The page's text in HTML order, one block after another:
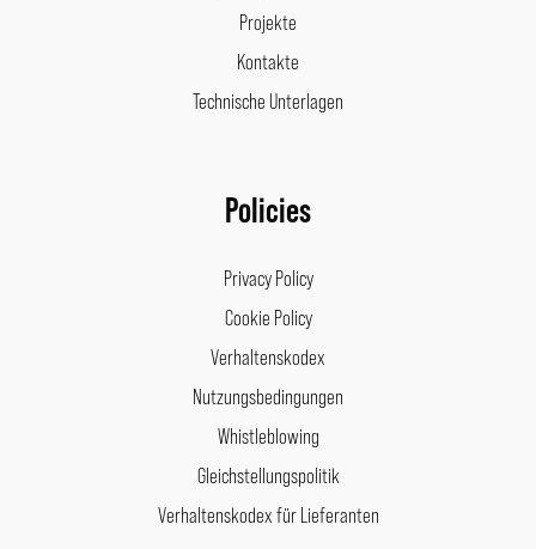
Projekte
Kontakte
Technische Unterlagen
Policies
Privacy Policy
Cookie Policy
Verhaltenskodex
Nutzungsbedingungen
Whistleblowing
Gleichstellungspolitik
Verhaltenskodex für Lieferanten